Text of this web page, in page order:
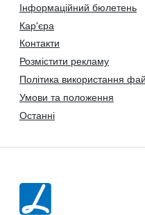
Інформаційний бюлетень
Кар'єра
Контакти
Розмістити рекламу
Політика використання
Умови та положення
Останні